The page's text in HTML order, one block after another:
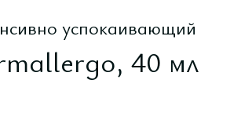
успокаивающий
40 мл